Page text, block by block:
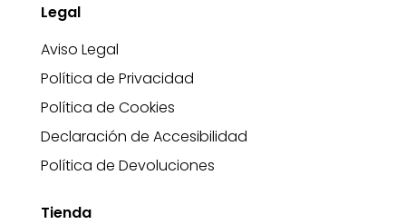
Legal
Aviso Legal
Política de Privacidad
Política de Cookies
Declaración de Accesibilidad
Política de Devoluciones
Tienda